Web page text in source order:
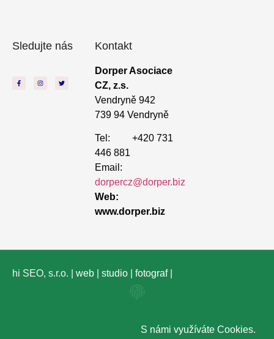
Sledujte nás Kontakt
Dorper Asociace
CZ, z.s.
Vendryně 942
739 94 Vendryně
Tel: +420 731
446 881
Email:
dorpercz@dorper.biz
Web:
www.dorper.biz
hi SEO, s.r.o. | web studio fotograf|
S námi využíváte Cookies.